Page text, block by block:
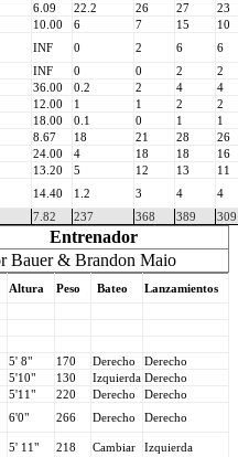
6.09 22.2 26 27
23
10.00 6 7 15
10
INF 0 2 6
6
INF 0 0 2
2
36.00 0.2 2 4
4
12.00 1 1 2
2
18.00 0.1 0 1
1
8.67 18 21 28
26
24.00 4 18 18
16
13.20 5 12 13
11
14.40 1.2 3 4
4
7.82 237 368 389 309
Entrenador
Bauer & Brandon Maio
Altura Peso Bateo
Lanzamientos
5' 8" 170 Derecho
Derecho
5'10" 130 Izquierda Derecho
5'11" 220 Derecho
Derecho
6'0" 266 Derecho Derecho
5' 11" 218 Cambiar Izquierda